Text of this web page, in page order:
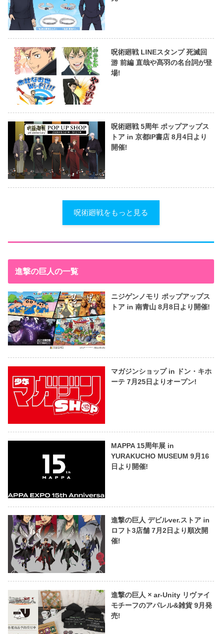
呪術廻戦 LINEスタンプ 死滅回
游 前編 直哉や髙羽の名台詞が登
場!
呪術廻戦 5周年 ポップアップス
トア in 京都IP書店 8月4日より
開催!
呪術廻戦をもっと見る
進撃の巨人の一覧
ニジゲンノモリ ポップアップス
トア in 南青山 8月8日より開催!
マガジンショップ in ドン・キホ
ーテ 7月25日よりオープン!
MAPPA 15周年展 in
YURAKUCHO MUSEUM 9月16
日より開催!
進撃の巨人 デビルver.ストア in
ロフト3店舗 7月2日より順次開
催!
進撃の巨人 × ar-Unity リヴァイ
モチーフのアパレル&雑貨 9月発
売!